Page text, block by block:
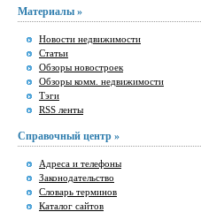
Материалы »
Новости недвижимости
Статьи
Обзоры новостроек
Обзоры комм. недвижимости
Тэги
RSS ленты
Справочный центр »
Адреса и телефоны
Законодательство
Словарь терминов
Каталог сайтов